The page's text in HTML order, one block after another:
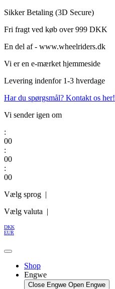
Videre
indhold
Sikker Betaling (3D Secure)
Fri fragt ved køb over 999 DKK
En del af - www.wheelriders.dk
Vi er en e-mærket hjemmeside
Levering indenfor 1-3 hverdage
Har du spørgsmål? Kontakt os her!
Vi sender igen om
:
00
:
00
:
00
Vælg sprog |
Vælg valuta |
DKK
EUR
Shop
Engwe
Close Engwe Open Engwe